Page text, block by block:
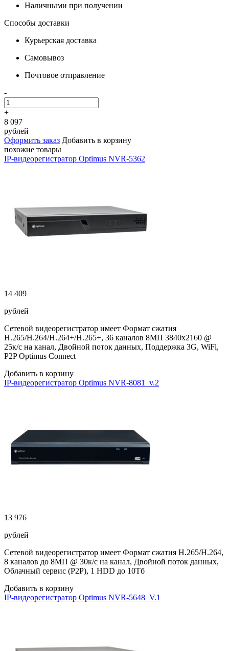
Наличными при получении
Способы доставки
Курьерская доставка
Самовывоз
Почтовое отправление
-
+
8 097
рублей
Оформить заказ Добавить в корзину
похожие товары
IP-видеорегистратор Optimus NVR-5362
14 409
рублей
Сетевой видеорегистратор имеет Формат сжатия
H.265/H.264/H.264+/H.265+, 36 каналов 8МП 3840х2160 @
25к/с на канал, Двойной поток данных, Поддержка 3G, WiFi,
P2P Optimus Connect
Добавить в корзину
IP-видеорегистратор Optimus NVR-8081_v.2
13 976
рублей
Сетевой видеорегистратор имеет Формат сжатия H.265/H.264,
8 каналов до 8МП @ 30к/с на канал, Двойной поток данных,
Облачный сервис (P2P), 1 HDD до 10Тб
Добавить в корзину
IP-видеорегистратор Optimus NVR-5648_V.1